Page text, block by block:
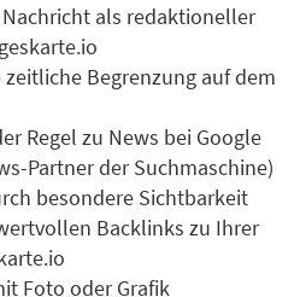
als redaktioneller
Begrenzung auf dem
Regel zu News bei Google
Partner der Suchmaschine)
besondere Sichtbarkeit
Backlinks zu Ihrer
Foto oder Grafik